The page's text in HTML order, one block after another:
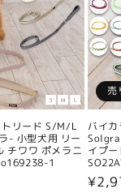
トリード S/M/L
- 小型犬用 リー
チワワ ポメラニ
1
売
バイ
イプ
通